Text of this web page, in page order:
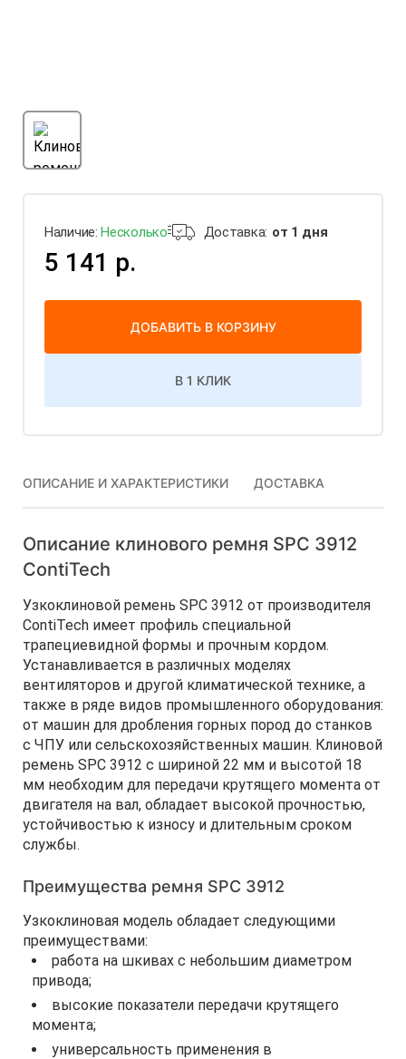
Наличие:Несколько Доставка: от 1 дня
5 141 р.
ДОБАВИТЬ В КОРЗИНУ
В 1 КЛИК
ОПИСАНИЕ И ХАРАКТЕРИСТИКИ ДОСТАВКА
Описание клинового ремня SPC 3912
ContiTech
Узкоклиновой ремень SPC 3912 от производителя
ContiTech имеет профиль специальной
трапециевидной формы и прочным кордом.
Устанавливается в различных моделях
вентиляторов и другой климатической технике, а
также в ряде видов промышленного оборудования:
от машин для дробления горных пород до станков
с ЧПУ или сельскохозяйственных машин. Клиновой
ремень SPC 3912 с шириной 22 мм и высотой 18
мм необходим для передачи крутящего момента от
двигателя на вал, обладает высокой прочностью,
устойчивостью к износу и длительным сроком
службы.
Преимущества ремня SPC 3912
Узкоклиновая модель обладает следующими
преимуществами:
работа на шкивах с небольшим диаметром
привода;
высокие показатели передачи крутящего
момента;
универсальность применения в